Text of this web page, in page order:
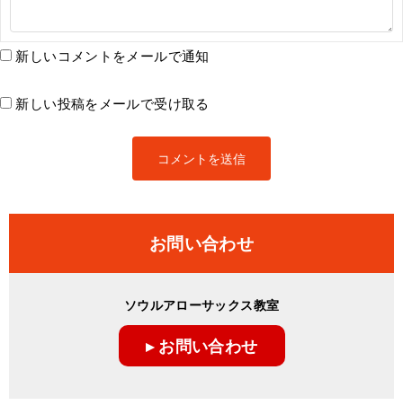
新しいコメントをメールで通知
新しい投稿をメールで受け取る
お問い合わせ
ソウルアローサックス教室
▸ お問い合わせ